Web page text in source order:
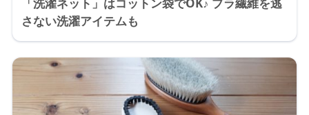
さない洗濯アイテムも